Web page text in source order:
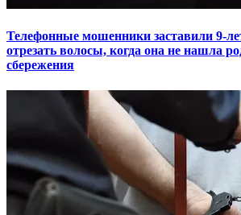
Телефонные мошенники заставили 9-
отрезать волосы, когда она не нашла
сбережения